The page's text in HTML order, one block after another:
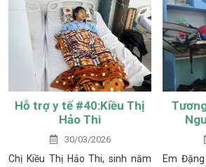
Hỗ trợ y tế #40:Kiều Thị
Hảo Thi
30/03/2026
Chị Kiều Thị Hảo Thi, sinh năm
Em